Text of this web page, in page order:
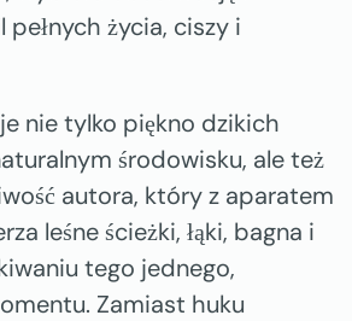
życia, ciszy i
nie tylko piękno dzikich
środowisku, ale też
autora, który z aparatem
leśne ścieżki, łąki, bagna i
tego jednego,
Zamiast huku